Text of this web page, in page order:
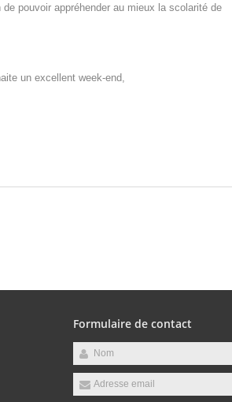
pouvoir appréhender au mieux la scolarité de
un excellent week-end,
Formulaire de contact